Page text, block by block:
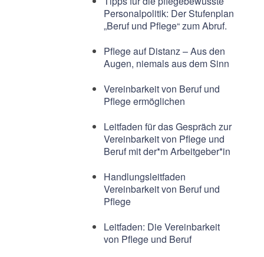
Personalpolitik: Der Stufenplan
„Beruf und Pflege“ zum Abruf.
Pflege auf Distanz – Aus den
Augen, niemals aus dem Sinn
Vereinbarkeit von Beruf und
Pflege ermöglichen
Leitfaden für das Gespräch zur
Vereinbarkeit von Pflege und
Beruf mit der*m Arbeitgeber*in
Handlungsleitfaden
Vereinbarkeit von Beruf und
Pflege
Leitfaden: Die Vereinbarkeit
von Pflege und Beruf